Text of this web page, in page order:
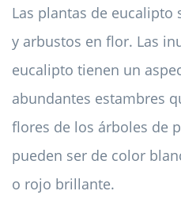
Las plantas de eucalipto
y arbustos en flor. Las
eucalipto tienen un
abundantes estambres
flores de los árboles de
pueden ser de color
o rojo brillante.